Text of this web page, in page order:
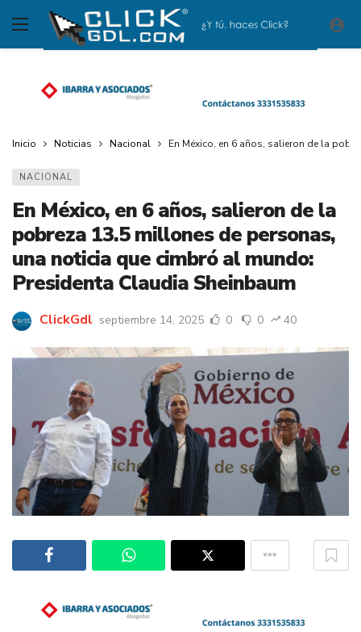
Inicio Noticias Nacional En México, en 6 años, salieron de la
NACIONAL
En México, en 6 años, salieron de la
pobreza 13.5 millones de personas,
una noticia que cimbró al mundo:
Presidenta Claudia Sheinbaum
ClickGdl septiembre 14, 2025 0 0 40